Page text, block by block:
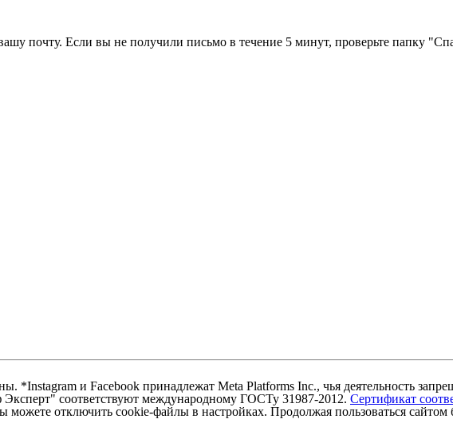
почту. Если вы не получили письмо в течение 5 минут, проверьте папку
и Facebook принадлежат Meta Platforms Inc., чья деятельность
соответствуют международному ГОСТу 31987-2012. Сертификат
отключить cookie-файлы в настройках. Продолжая пользоваться сайтом